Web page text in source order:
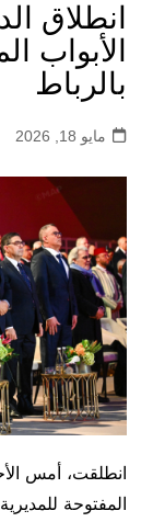
انطلاق
الأبواب
بالرباط
مايو 18, 2026
انطلقت، أمس
المفتوحة